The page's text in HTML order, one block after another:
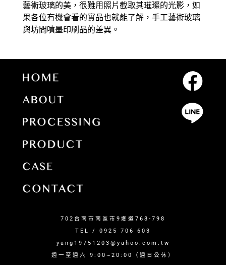
藝術玻璃的美，很難用照片截取其璀璨的光影，如
果各位有機會看的實品也就能了解，手工藝術玻璃
與坊間噴墨印刷品的差異。
702台南市南區市9鄉道768-798
TEL / 0925 706 603
yang19751203@yahoo.com.tw
週一至週六 9:00~20:00（週日公休）